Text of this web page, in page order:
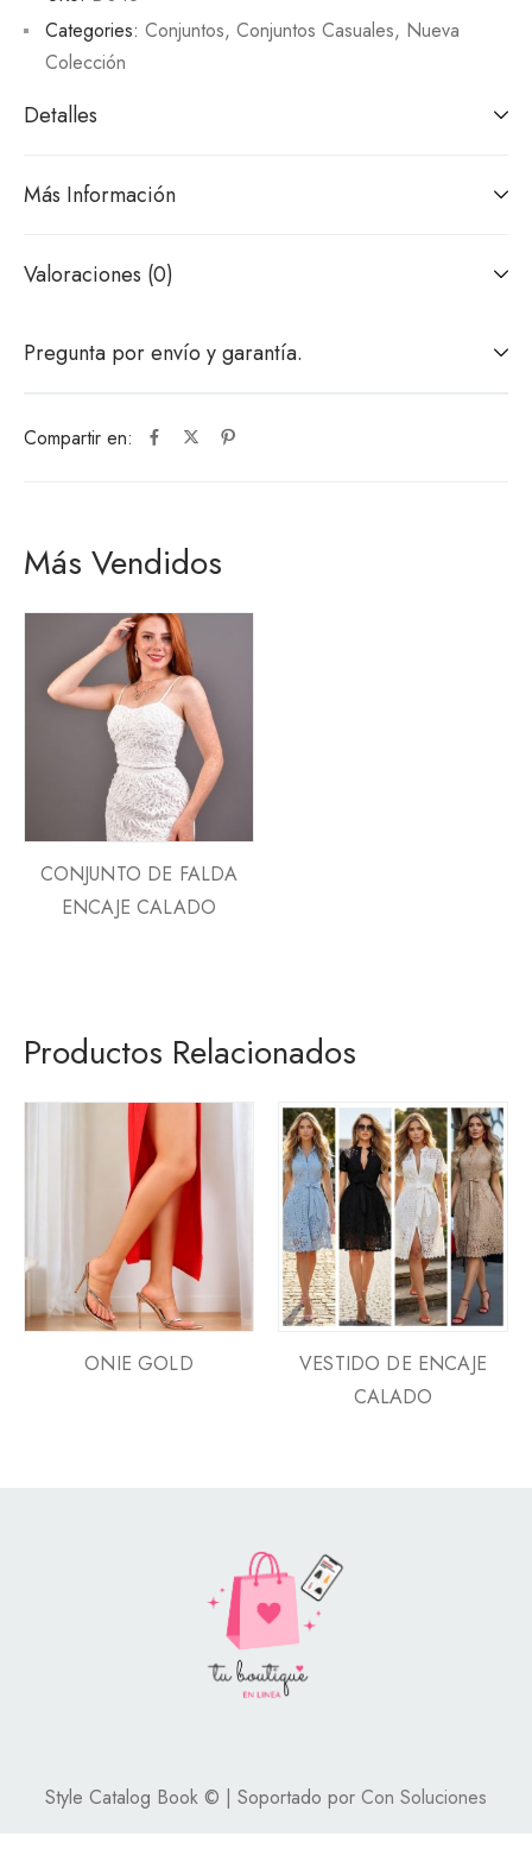
Compartir en:
Categories: Conjuntos, Conjuntos Casuales, Nueva
Colección
Detalles
Más Información
Valoraciones (0)
Pregunta por envío y garantía.
Más Vendidos
CONJUNTO DE FALDA
ENCAJE CALADO
Productos Relacionados
ONIE GOLD
VESTIDO DE ENCAJE
CALADO
Style Catalog Book © | Soportado por Con Soluciones